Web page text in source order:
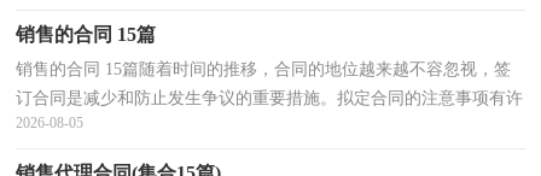
销售的合同 15篇
销售的合同 15篇随着时间的推移，合同的地位越来越不容忽视，签
订合同是减少和防止发生争议的重要措施。拟定合同的注意事项有许
多，你确定会写吗？以下是小编为大家整理的销售的合...
2026-08-05